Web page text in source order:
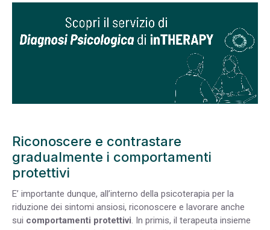
Riconoscere e contrastare
gradualmente i comportamenti
protettivi
E’ importante dunque, all’interno della psicoterapia per la
riduzione dei sintomi ansiosi, riconoscere e lavorare anche
sui comportamenti protettivi. In primis, il terapeuta insieme